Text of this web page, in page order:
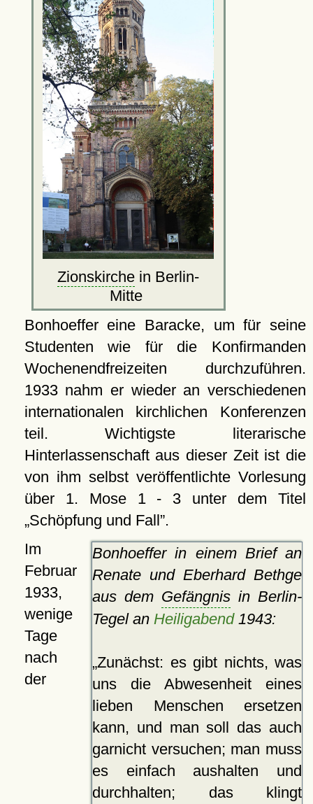
Zionskirche in Berlin-
Mitte
Bonhoeffer eine Baracke, um für seine
Studenten wie für die Konfirmanden
Wochenendfreizeiten durchzuführen.
1933 nahm er wieder an verschiedenen
internationalen kirchlichen Konferenzen
teil. Wichtigste literarische
Hinterlassenschaft aus dieser Zeit ist die
von ihm selbst veröffentlichte Vorlesung
über 1. Mose 1 - 3 unter dem Titel
Schöpfung und Fall .
Bonhoeffer in einem Brief an
Renate und Eberhard Bethge
aus dem Gefängnis in Berlin-
Tegel an Heiligabend1943:
Zunächst: es gibt nichts, was
uns die Abwesenheit eines
lieben Menschen ersetzen
kann, und man soll das auch
garnicht versuchen; man muss
es einfach aushalten und
durchhalten; das klingt
Im
Februar
1933,
wenige
Tage
nach
der